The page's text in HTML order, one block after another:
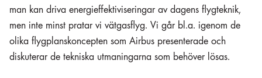
man kan driva energieffektiviseringar av dagens flygteknik,
men inte minst pratar vi vätgasflyg. Vi går bl.a. igenom de
olika flygplanskoncepten som Airbus presenterade och
diskuterar de tekniska utmaningarna som behöver lösas.